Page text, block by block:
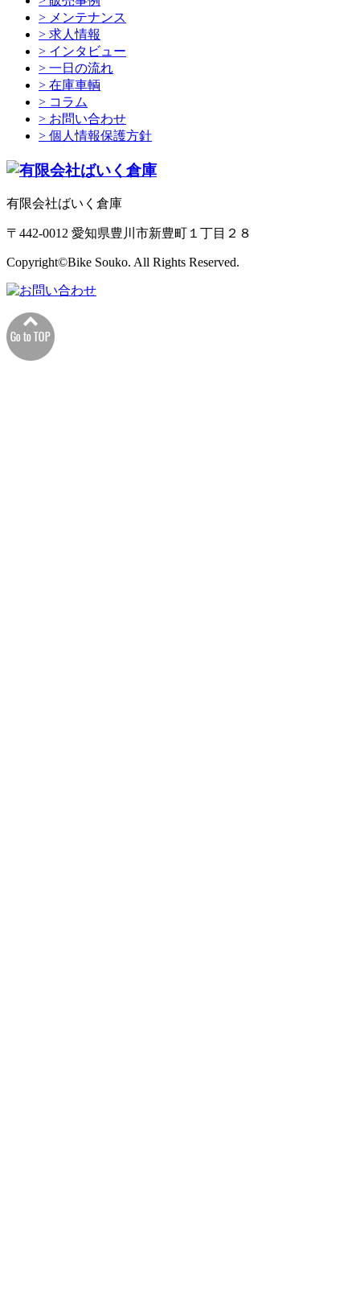
> メンテナンス
> 求人情報
> インタビュー
> 一日の流れ
> 在庫車輌
> コラム
> お問い合わせ
> 個人情報保護方針
有限会社ばいく倉庫
〒442-0012 愛知県豊川市新豊町１丁目２８
Copyright©Bike Souko. All Rights Reserved.